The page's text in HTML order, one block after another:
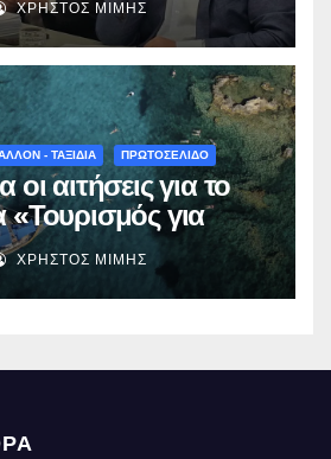
δέσμευσή μας
με εξασφαλισμένη
ΧΡΉΣΤΟΣ ΜΊΜΗΣ
- ΤΑΞΙΔΙΑ ΠΡΩΤΟΣΕΛΙΔΟ
αιτήσεις για το
για
2027» – Πότε λήγει
ΧΡΉΣΤΟΣ ΜΊΜΗΣ